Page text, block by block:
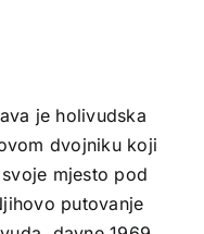
je holivudska
dvojniku koji
mjesto pod
putovanje